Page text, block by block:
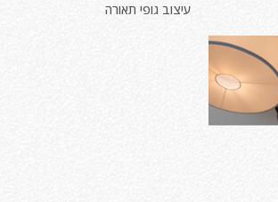
עיצוב גופי תאורה